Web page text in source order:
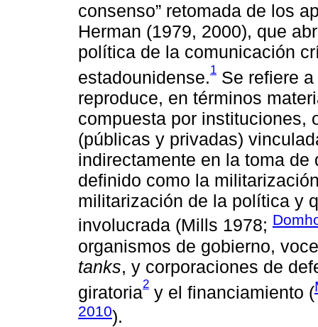
consenso” retomada de los
Herman (1979, 2000), que
política de la comunicación
estadounidense.1 Se refiere
reproduce, en términos
compuesta por instituciones,
(públicas y privadas)
indirectamente en la toma
definido como la
militarización de la política y
involucrada (Mills 1978;
organismos de gobierno,
tanks, y corporaciones de
giratoria2 y el financiamiento (
2010).